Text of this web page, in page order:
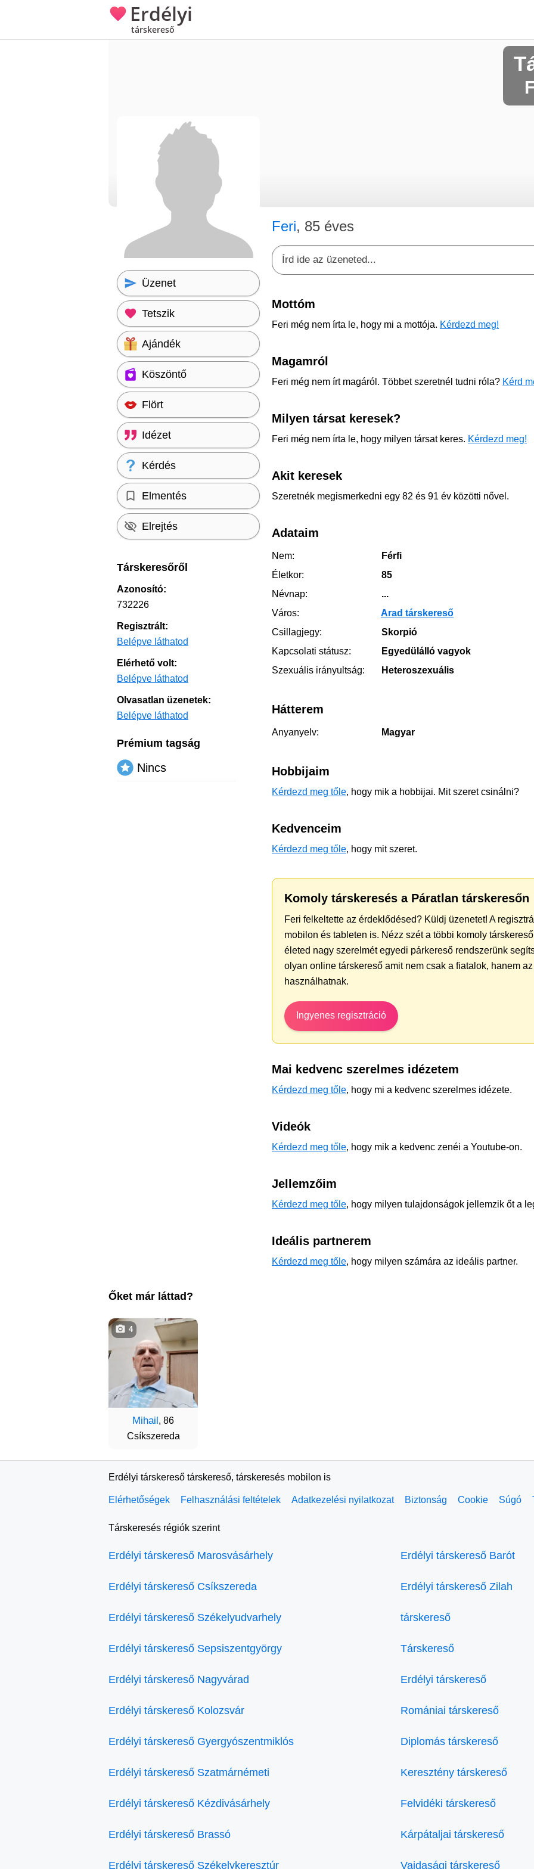
Erdélyi
társkereső
Feri, 85 éves
Mottóm
Feri még nem írta le, hogy mi a mottója. Kérdezd meg!
Magamról
Feri még nem írt magáról. Többet szeretnél tudni róla? Kérd
Milyen társat keresek?
Feri még nem írta le, hogy milyen társat keres. Kérdezd meg!
Akit keresek
Szeretnék megismerkedni egy 82 és 91 év közötti nővel.
Adataim
Nem:
Férfi
Életkor:
85
Névnap:
...
Város:
Arad társkereső
Csillagjegy:
Skorpió
Kapcsolati státusz:
Egyedülálló vagyok
Szexuális irányultság:
Heteroszexuális
Hátterem
Anyanyelv: Magyar
Hobbijaim
Kérdezd meg tőle, hogy mik a hobbijai. Mit szeret csinálni?
Kedvenceim
Kérdezd meg tőle, hogy mit szeret.
Komoly társkeresés a Páratlan társkeresőn
Feri felkeltette az érdeklődésed? Küldj üzenetet! A
mobilon és tableten is. Nézz szét a többi komoly
életed nagy szerelmét egyedi párkereső rendszerünk
olyan online társkereső amit nem csak a fiatalok, hanem
használhatnak.
Ingyenes regisztráció
Mai kedvenc szerelmes idézetem
Kérdezd meg tőle, hogy mi a kedvenc szerelmes idézete.
Videók
Kérdezd meg tőle, hogy mik a kedvenc zenéi a Youtube-on.
Jellemzőim
Kérdezd meg tőle, hogy milyen tulajdonságok jellemzik őt a
Ideális partnerem
Kérdezd meg tőle, hogy milyen számára az ideális partner.
Üzenet
Tetszik
Ajándék
Köszöntő
Flört
Idézet
Kérdés
Elmentés
Elrejtés
Társkeresőről
Azonosító:
732226
Regisztrált:
Belépve láthatod
Elérhető volt:
Belépve láthatod
Olvasatlan üzenetek:
Belépve láthatod
Prémium tagság
Nincs
Őket már láttad?
Mihail, 86
Csíkszereda
4
Erdélyi társkereső társkereső, társkeresés mobilon is
Elérhetőségek Felhasználási feltételek Adatkezelési nyilatkozat Biztonság Cookie Súgó
Társkeresés régiók szerint
Erdélyi társkereső Marosvásárhely
Erdélyi társkereső Csíkszereda
Erdélyi társkereső Székelyudvarhely
Erdélyi társkereső Sepsiszentgyörgy
Erdélyi társkereső Nagyvárad
Erdélyi társkereső Kolozsvár
Erdélyi társkereső Gyergyószentmiklós
Erdélyi társkereső Szatmárnémeti
Erdélyi társkereső Kézdivásárhely
Erdélyi társkereső Brassó
Erdélyi társkereső Székelykeresztúr
Erdélyi társkereső Barót
Erdélyi társkereső Zilah
társkereső
Társkereső
Erdélyi társkereső
Romániai társkereső
Diplomás társkereső
Keresztény társkereső
Felvidéki társkereső
Kárpátaljai társkereső
Vajdasági társkereső